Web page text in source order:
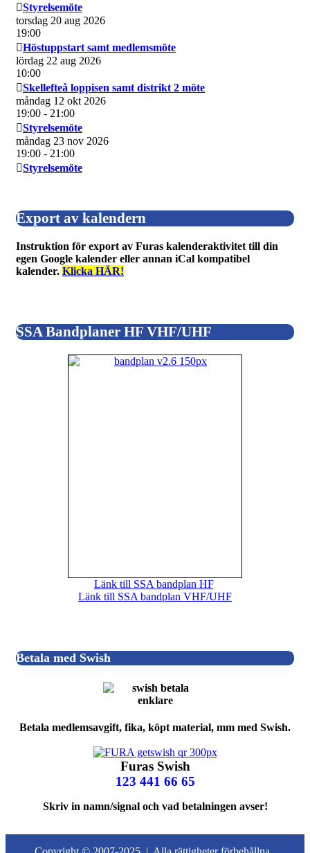
Styrelsemöte
torsdag 20 aug 2026
19:00
Höstuppstart samt medlemsmöte
lördag 22 aug 2026
10:00
Skellefteå loppisen samt distrikt 2 möte
måndag 12 okt 2026
19:00 - 21:00
Styrelsemöte
måndag 23 nov 2026
19:00 - 21:00
Styrelsemöte
Export av kalendern
Instruktion för export av Furas kalenderaktivitet till din
egen Google kalender eller annan iCal kompatibel
kalender. Klicka HÄR!
SSA Bandplaner HF VHF/UHF
Länk till SSA bandplan HF
Länk till SSA bandplan VHF/UHF
Betala med Swish
Betala medlemsavgift, fika, köpt material, mm med Swish.
Furas Swish
123 441 66 65
Skriv in namn/signal och vad betalningen avser!